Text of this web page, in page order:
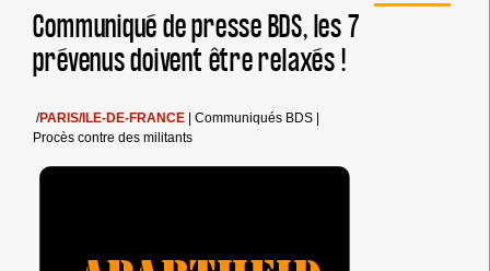
POUR
BDS
DANS
LE
Communiqué de presse BDS, les 7
prévenus doivent être relaxés !
/PARIS/ILE-DE-FRANCE |Communiqués BDS
Procès contre des militants